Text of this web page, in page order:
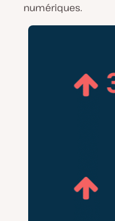
numériques.